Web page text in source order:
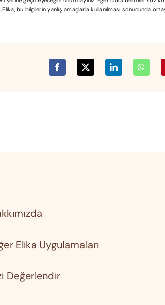
bu bilgilerin yanlış amaçlarla kullanılması sonucunda
Elika Uygulamaları
Değerlendir